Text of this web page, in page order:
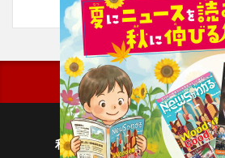
利用規約
プライバシーポリシ